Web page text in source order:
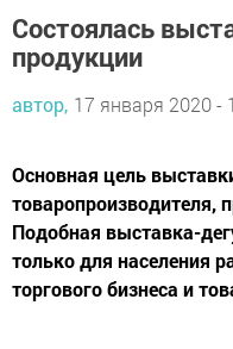
Состоялась
продукции
автор, 17 января 2020 -
Основная цель
товаропроизводителя,
Подобная выставка-
только для населения
торгового бизнеса и